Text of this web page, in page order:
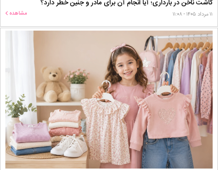
کاشت ناخن در بارداری؛ آیا انجام آن برای مادر و جنین خطر دارد؟
۱۱ مرداد ۱۴۰۵ - ۱۱:۰۸ مشاهده